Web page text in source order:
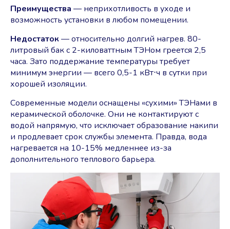
Преимущества ― неприхотливость в уходе и
возможность установки в любом помещении.
Недостаток— относительно долгий нагрев. 80-
литровый бак с 2-киловаттным ТЭНом греется 2,5
часа. Зато поддержание температуры требует
минимум энергии — всего 0,5-1 кВт⋅ч в сутки при
хорошей изоляции.
Современные модели оснащены «сухими» ТЭНами в
керамической оболочке. Они не контактируют с
водой напрямую, что исключает образование накипи
и продлевает срок службы элемента. Правда, вода
нагревается на 10-15% медленнее из-за
дополнительного теплового барьера.